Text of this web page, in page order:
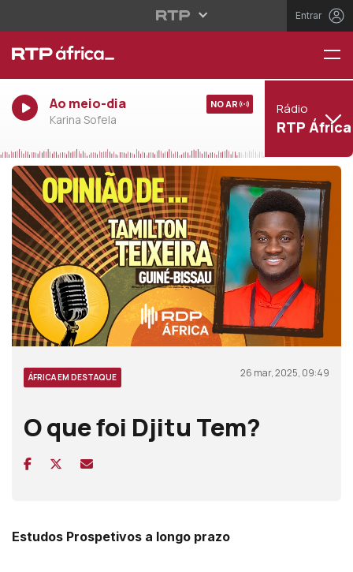
Entrar
Ao meio-dia
Karina Sofela
NO AR Rádio
RTP África
ÁFRICA EM DESTAQUE 26 mar, 2025, 09:49
O que foi Djitu Tem?
Estudos Prospetivos a longo prazo